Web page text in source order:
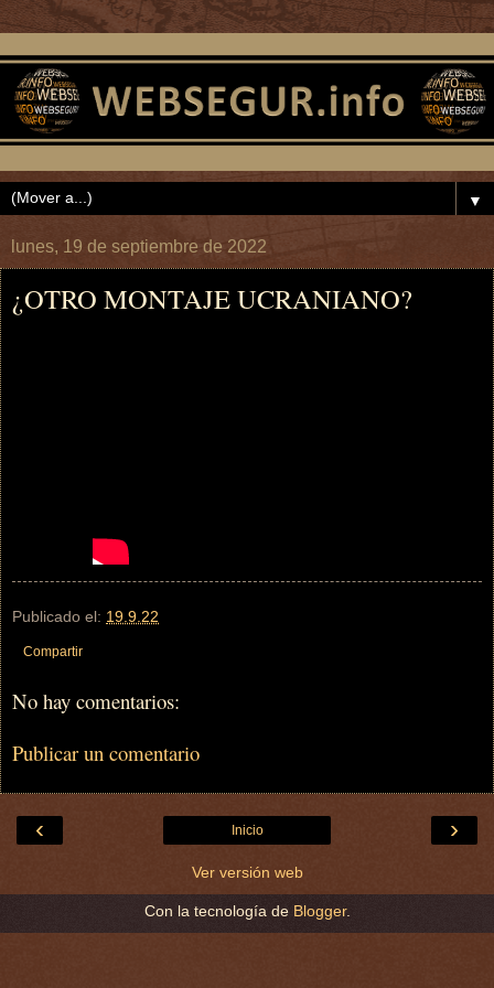
▼
lunes, 19 de septiembre de 2022
¿OTRO MONTAJE UCRANIANO?
Publicado el: 19.9.22
Compartir
No hay comentarios:
Publicar un comentario
‹ ›
Inicio
Ver versión web
Con la tecnología de Blogger.